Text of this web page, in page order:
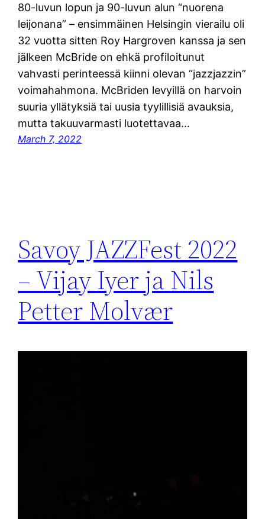
80-luvun lopun ja 90-luvun alun “nuorena
leijonana” – ensimmäinen Helsingin vierailu oli
32 vuotta sitten Roy Hargroven kanssa ja sen
jälkeen McBride on ehkä profiloitunut
vahvasti perinteessä kiinni olevan “jazzjazzin”
voimahahmona. McBriden levyillä on harvoin
suuria yllätyksiä tai uusia tyylillisiä avauksia,
mutta takuuvarmasti luotettavaa…
March 7, 2022
Savoy JAZZFest 2022
– Vijay Iyer ja Nils
Petter Molvær